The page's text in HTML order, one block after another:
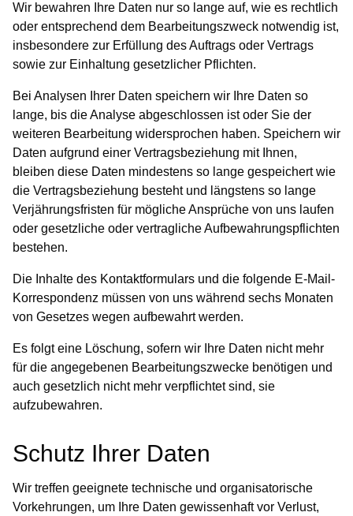
Wir bewahren Ihre Daten nur so lange auf, wie es rechtlich
oder entsprechend dem Bearbeitungszweck notwendig ist,
insbesondere zur Erfüllung des Auftrags oder Vertrags
sowie zur Einhaltung gesetzlicher Pflichten.
Bei Analysen Ihrer Daten speichern wir Ihre Daten so
lange, bis die Analyse abgeschlossen ist oder Sie der
weiteren Bearbeitung widersprochen haben. Speichern wir
Daten aufgrund einer Vertragsbeziehung mit Ihnen,
bleiben diese Daten mindestens so lange gespeichert wie
die Vertragsbeziehung besteht und längstens so lange
Verjährungsfristen für mögliche Ansprüche von uns laufen
oder gesetzliche oder vertragliche Aufbewahrungspflichten
bestehen.
Die Inhalte des Kontaktformulars und die folgende E-Mail-
Korrespondenz müssen von uns während sechs Monaten
von Gesetzes wegen aufbewahrt werden.
Es folgt eine Löschung, sofern wir Ihre Daten nicht mehr
für die angegebenen Bearbeitungszwecke benötigen und
auch gesetzlich nicht mehr verpflichtet sind, sie
aufzubewahren.
Schutz Ihrer Daten
Wir treffen geeignete technische und organisatorische
Vorkehrungen, um Ihre Daten gewissenhaft vor Verlust,